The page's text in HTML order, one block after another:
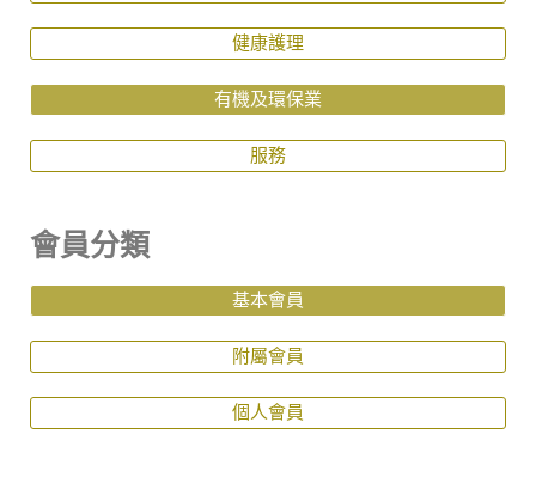
健康護理
有機及環保業
服務
會員分類
基本會員
附屬會員
個人會員